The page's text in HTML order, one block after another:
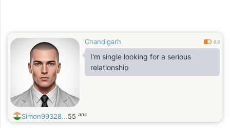
Chandigarh 0.3
I'm single looking for a serious
relationship
Simon99328...55 ans